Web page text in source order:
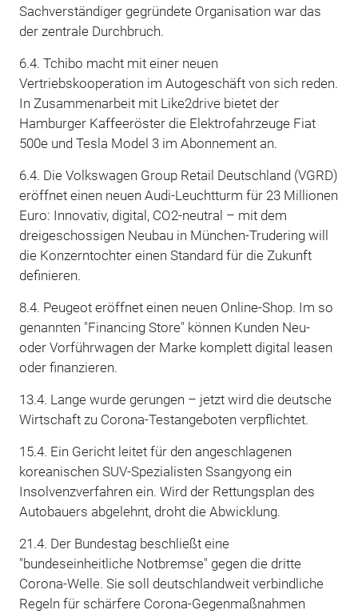
Sachverständiger gegründete Organisation war das
der zentrale Durchbruch.
6.4. Tchibo macht mit einer neuen
Vertriebskooperation im Autogeschäft von sich reden.
In Zusammenarbeit mit Like2drive bietet der
Hamburger Kaffeeröster die Elektrofahrzeuge Fiat
500e und Tesla Model 3 im Abonnement an.
6.4. Die Volkswagen Group Retail Deutschland (VGRD)
eröffnet einen neuen Audi-Leuchtturm für 23 Millionen
Euro: Innovativ, digital, CO2-neutral – mit dem
dreigeschossigen Neubau in München-Trudering will
die Konzerntochter einen Standard für die Zukunft
definieren.
8.4. Peugeot eröffnet einen neuen Online-Shop. Im so
genannten "Financing Store" können Kunden Neu-
oder Vorführwagen der Marke komplett digital leasen
oder finanzieren.
13.4. Lange wurde gerungen – jetzt wird die deutsche
Wirtschaft zu Corona-Testangeboten verpflichtet.
15.4. Ein Gericht leitet für den angeschlagenen
koreanischen SUV-Spezialisten Ssangyong ein
Insolvenzverfahren ein. Wird der Rettungsplan des
Autobauers abgelehnt, droht die Abwicklung.
21.4. Der Bundestag beschließt eine
"bundeseinheitliche Notbremse" gegen die dritte
Corona-Welle. Sie soll deutschlandweit verbindliche
Regeln für schärfere Corona-Gegenmaßnahmen